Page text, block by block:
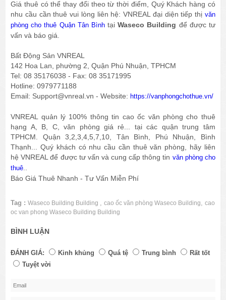
Giá thuê có thể thay đổi theo từ thời điểm, Quý Khách hàng có
nhu cầu cần thuê vui lòng liên hệ: VNREAL đại diện tiếp thị văn
phòng cho thuê Quận Tân BìnhtạiWaseco Building để được tư
vấn và báo giá.
Bất Động Sản VNREAL
142 Hoa Lan, phường 2, Quận Phú Nhuận, TPHCM
Tel: 08 35176038 - Fax: 08 35171995
Hotline: 0979771188
Email: Support@vnreal.vn - Website:https://vanphongchothue.vn/
VNREAL quản lý 100% thông tin cao ốc văn phòng cho thuê
hạng A, B, C, văn phòng giá rẻ... tại các quận trung tâm
TPHCM. Quận 3,2,3,4,5,7,10, Tân Bình, Phú Nhuận, Bình
Thạnh... Quý khách có nhu cầu cần thuê văn phòng, hãy liên
hệ VNREAL để được tư vấn và cung cấp thông tin văn phòng cho
thuê.
Báo Giá Thuê Nhanh - Tư Vấn Miễn Phí
Tag : Waseco Building Building ,cao ốc văn phòng Waseco Building,cao
oc van phong Waseco Building Building
BÌNH LUẬN
ĐÁNH GIÁ: Kinh khủng Quá tệ Trung bình
Rất tốt
Tuyệt vời